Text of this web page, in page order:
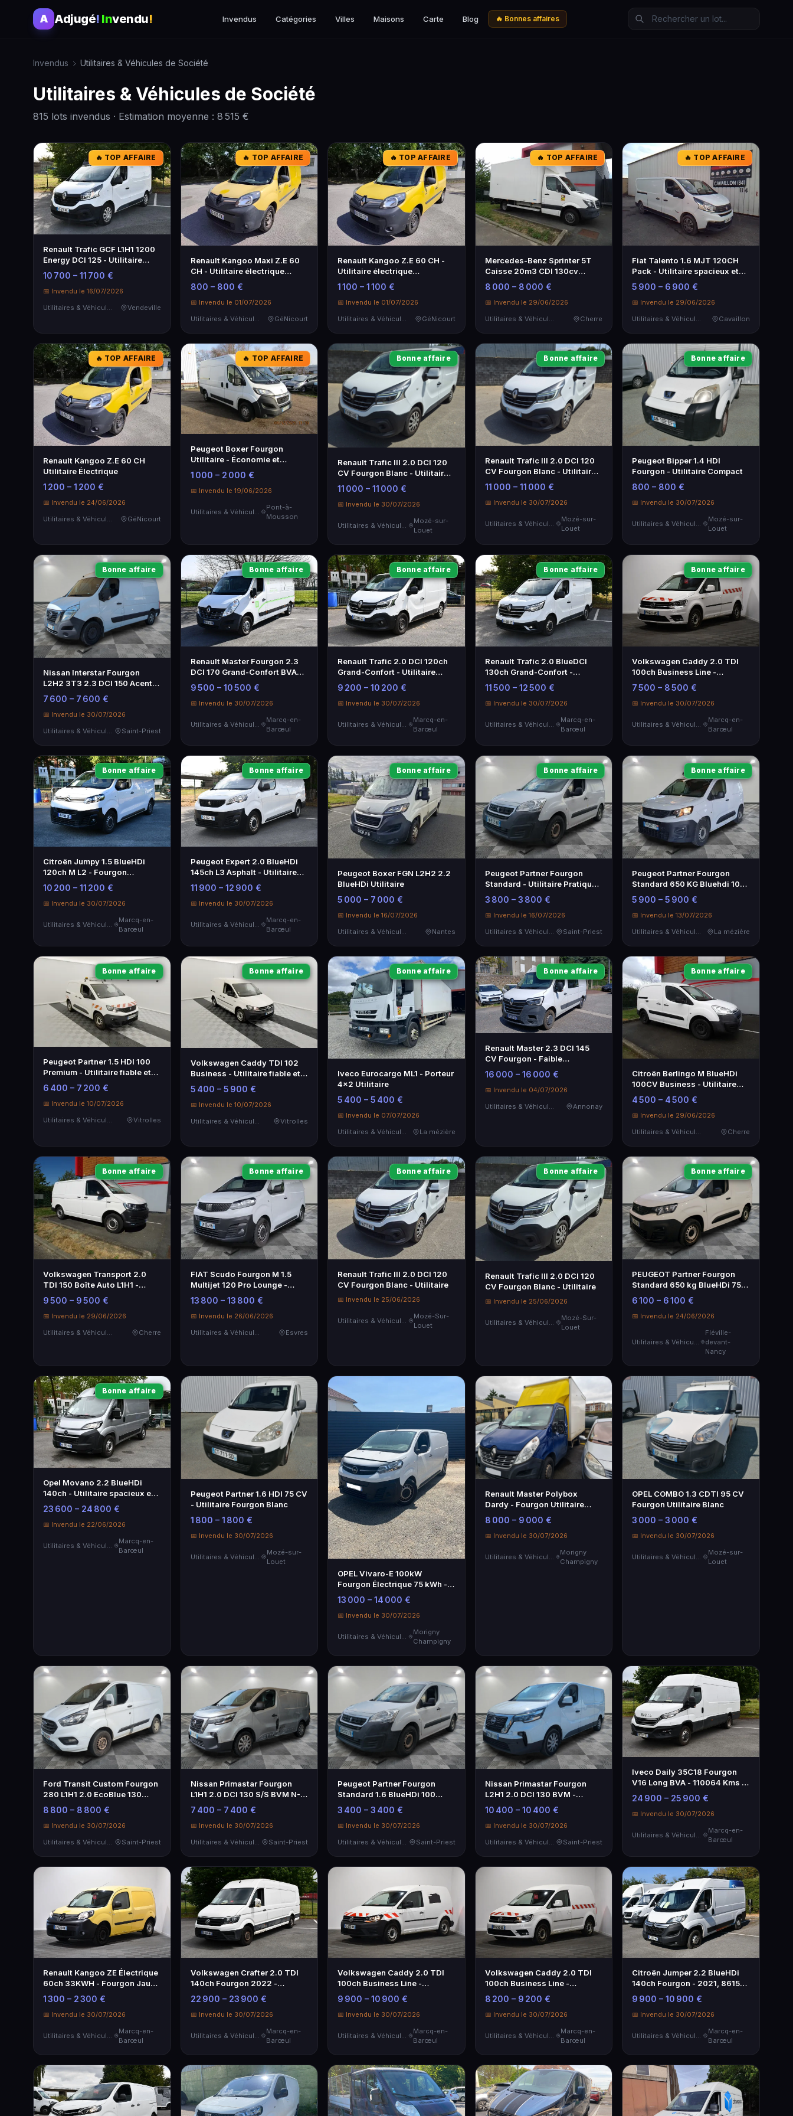
A Adjugé! Invendu! Invendus Catégories Villes Maisons Carte Blog 🔥 Bonnes affaires
Invendus Utilitaires & Véhicules de Société
Utilitaires & Véhicules de Société
815 lots invendus · Estimation moyenne : 8 515 €
🔥 TOP AFFAIRE
Renault Trafic GCF L1H1 1200
Energy DCI 125 - Utilitaire
fiable
10 700 – 11 700 €
📅 Invendu le 16/07/2026
Vendeville
🔥 TOP AFFAIRE
Renault Kangoo Maxi Z.E 60
CH - Utilitaire électrique
spacieux
800 – 800 €
📅 Invendu le 01/07/2026
GéNicourt
🔥 TOP AFFAIRE
Renault Kangoo Z.E 60 CH -
Utilitaire électrique
performant
1 100 – 1 100 €
📅 Invendu le 01/07/2026
GéNicourt
🔥 TOP AFFAIRE
Mercedes-Benz Sprinter 5T
Caisse 20m3 CDI 130cv
Blueefficiency
8 000 – 8 000 €
📅 Invendu le 29/06/2026
Cherre
🔥 TOP AFFAIRE
Fiat Talento 1.6 MJT 120CH
Pack - Utilitaire spacieux et
performant
5 900 – 6 900 €
📅 Invendu le 29/06/2026
Cavaillon
🔥 TOP AFFAIRE
Renault Kangoo Z.E 60 CH
Utilitaire Électrique
1 200 – 1 200 €
📅 Invendu le 24/06/2026
Utilitaires & Véhicules de Société
GéNicourt
🔥 TOP AFFAIRE
Peugeot Boxer Fourgon
Utilitaire - Économie et
Espace
1 000 – 2 000 €
📅 Invendu le 19/06/2026
Utilitaires & Véhicules de Société
Pont-à-
Mousson
Bonne affaire
Renault Trafic III 2.0 DCI 120
CV Fourgon Blanc - Utilitaire
Pratique
11 000 – 11 000 €
📅 Invendu le 30/07/2026
Utilitaires & Véhicules de Société
Mozé-sur-
Louet
Bonne affaire
Renault Trafic III 2.0 DCI 120
CV Fourgon Blanc - Utilitaire
Pratique
11 000 – 11 000 €
📅 Invendu le 30/07/2026
Utilitaires & Véhicules de Société
Mozé-sur-
Louet
Bonne affaire
Peugeot Bipper 1.4 HDI
Fourgon - Utilitaire Compact
800 – 800 €
📅 Invendu le 30/07/2026
Utilitaires & Véhicules de Société
Mozé-sur-
Louet
Bonne affaire
Nissan Interstar Fourgon
L2H2 3T3 2.3 DCI 150 Acenta
- Utilitaire de 2022
7 600 – 7 600 €
📅 Invendu le 30/07/2026
Utilitaires & Véhicules de Société
Saint-Priest
Bonne affaire
Renault Master Fourgon 2.3
DCI 170 Grand-Confort BVA
2019
9 500 – 10 500 €
📅 Invendu le 30/07/2026
Marcq-en-
Barœul
Bonne affaire
Renault Trafic 2.0 DCI 120ch
Grand-Confort - Utilitaire
Blanc 2020
9 200 – 10 200 €
📅 Invendu le 30/07/2026
Marcq-en-
Barœul
Bonne affaire
Renault Trafic 2.0 BlueDCI
130ch Grand-Confort -
Utilitaire 2022
11 500 – 12 500 €
📅 Invendu le 30/07/2026
Marcq-en-
Barœul
Bonne affaire
Volkswagen Caddy 2.0 TDI
100ch Business Line -
Utilitaire blanc
7 500 – 8 500 €
📅 Invendu le 30/07/2026
Marcq-en-
Barœul
Bonne affaire
Citroën Jumpy 1.5 BlueHDi
120ch M L2 - Fourgon
Utilitaire Blanc
10 200 – 11 200 €
📅 Invendu le 30/07/2026
Utilitaires & Véhicules de Société
Marcq-en-
Barœul
Bonne affaire
Peugeot Expert 2.0 BlueHDi
145ch L3 Asphalt - Utilitaire
Blanc
11 900 – 12 900 €
📅 Invendu le 30/07/2026
Utilitaires & Véhicules de Société
Marcq-en-
Barœul
Bonne affaire
Peugeot Boxer FGN L2H2 2.2
BlueHDi Utilitaire
5 000 – 7 000 €
📅 Invendu le 16/07/2026
Nantes
Bonne affaire
Peugeot Partner Fourgon
Standard - Utilitaire Pratique
et Fiable
3 800 – 3 800 €
📅 Invendu le 16/07/2026
Saint-Priest
Bonne affaire
Peugeot Partner Fourgon
Standard 650 KG Bluehdi 100
SS Bvm - Utilitaire fiable
5 900 – 5 900 €
📅 Invendu le 13/07/2026
La mézière
Bonne affaire
Peugeot Partner 1.5 HDI 100
Premium - Utilitaire fiable et
économique
6 400 – 7 200 €
📅 Invendu le 10/07/2026
Vitrolles
Bonne affaire
Volkswagen Caddy TDI 102
Business - Utilitaire fiable et
économique
5 400 – 5 900 €
📅 Invendu le 10/07/2026
Utilitaires & Véhicules de Société
Vitrolles
Bonne affaire
Iveco Eurocargo ML1 - Porteur
4x2 Utilitaire
5 400 – 5 400 €
📅 Invendu le 07/07/2026
Utilitaires & Véhicules de Société
La mézière
Bonne affaire
Renault Master 2.3 DCI 145
CV Fourgon - Faible
Kilométrage, TVA
Récupérable
16 000 – 16 000 €
📅 Invendu le 04/07/2026
Utilitaires & Véhicules de Société
Annonay
Bonne affaire
Citroën Berlingo M BlueHDi
100CV Business - Utilitaire
économique
4 500 – 4 500 €
📅 Invendu le 29/06/2026
Utilitaires & Véhicules de Société
Cherre
Bonne affaire
Volkswagen Transport 2.0
TDI 150 Boîte Auto L1H1 -
Utilitaire de qualité
9 500 – 9 500 €
📅 Invendu le 29/06/2026
Utilitaires & Véhicules de Société
Cherre
Bonne affaire
FIAT Scudo Fourgon M 1.5
Multijet 120 Pro Lounge -
Utilitaire Pratique
13 800 – 13 800 €
📅 Invendu le 26/06/2026
Utilitaires & Véhicules de Société
Esvres
Bonne affaire
Renault Trafic III 2.0 DCI 120
CV Fourgon Blanc - Utilitaire
📅 Invendu le 25/06/2026
Utilitaires & Véhicules de Société
Mozé-Sur-
Louet
Bonne affaire
Renault Trafic III 2.0 DCI 120
CV Fourgon Blanc - Utilitaire
📅 Invendu le 25/06/2026
Utilitaires & Véhicules de Société
Mozé-Sur-
Louet
Bonne affaire
PEUGEOT Partner Fourgon
Standard 650 kg BlueHDi 75
BVM5 Premium
6 100 – 6 100 €
📅 Invendu le 24/06/2026
Utilitaires & Véhicules de Société
Fléville-
devant-
Nancy
Bonne affaire
Opel Movano 2.2 BlueHDi
140ch - Utilitaire spacieux et
performant
23 600 – 24 800 €
📅 Invendu le 22/06/2026
Marcq-en-
Barœul
Peugeot Partner 1.6 HDI 75 CV
- Utilitaire Fourgon Blanc
1 800 – 1 800 €
📅 Invendu le 30/07/2026
Utilitaires & Véhicules de Société
Mozé-sur-
Louet
OPEL Vivaro-E 100kW
Fourgon Électrique 75 kWh -
2023
13 000 – 14 000 €
📅 Invendu le 30/07/2026
Utilitaires & Véhicules de Société
Morigny
Champigny
Renault Master Polybox
Dardy - Fourgon Utilitaire
Diesel
8 000 – 9 000 €
📅 Invendu le 30/07/2026
Utilitaires & Véhicules de Société
Morigny
Champigny
OPEL COMBO 1.3 CDTI 95 CV
Fourgon Utilitaire Blanc
3 000 – 3 000 €
📅 Invendu le 30/07/2026
Utilitaires & Véhicules de Société
Mozé-sur-
Louet
Ford Transit Custom Fourgon
280 L1H1 2.0 EcoBlue 130
Trend Business
8 800 – 8 800 €
📅 Invendu le 30/07/2026
Saint-Priest
Nissan Primastar Fourgon
L1H1 2.0 DCI 130 S/S BVM N-
Connecta - 2022
7 400 – 7 400 €
📅 Invendu le 30/07/2026
Saint-Priest
Peugeot Partner Fourgon
Standard 1.6 BlueHDi 100
BVM5 Premium - Euro 6
3 400 – 3 400 €
📅 Invendu le 30/07/2026
Saint-Priest
Nissan Primastar Fourgon
L2H1 2.0 DCI 130 BVM -
Utilitaire à rénover
10 400 – 10 400 €
📅 Invendu le 30/07/2026
Saint-Priest
Iveco Daily 35C18 Fourgon
V16 Long BVA - 110064 Kms -
2022
24 900 – 25 900 €
📅 Invendu le 30/07/2026
Utilitaires & Véhicules de Société
Marcq-en-
Barœul
Renault Kangoo ZE Électrique
60ch 33KWH - Fourgon Jaune
2017
1 300 – 2 300 €
📅 Invendu le 30/07/2026
Utilitaires & Véhicules de Société
Marcq-en-
Barœul
Volkswagen Crafter 2.0 TDI
140ch Fourgon 2022 -
Excellent État
22 900 – 23 900 €
📅 Invendu le 30/07/2026
Utilitaires & Véhicules de Société
Marcq-en-
Barœul
Volkswagen Caddy 2.0 TDI
100ch Business Line -
Utilitaire Blanc
9 900 – 10 900 €
📅 Invendu le 30/07/2026
Utilitaires & Véhicules de Société
Marcq-en-
Barœul
Volkswagen Caddy 2.0 TDI
100ch Business Line -
Utilitaire Blanc
8 200 – 9 200 €
📅 Invendu le 30/07/2026
Utilitaires & Véhicules de Société
Marcq-en-
Barœul
Citroën Jumper 2.2 BlueHDi
140ch Fourgon - 2021, 86154
km
9 900 – 10 900 €
📅 Invendu le 30/07/2026
Utilitaires & Véhicules de Société
Marcq-en-
Barœul